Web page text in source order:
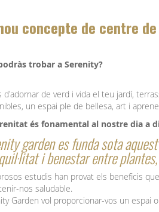
concepte de centre
trobar a Serenity?
d'adornar de verd i vida el teu jardí,
un espai ple de bellesa, art i
és fonamental al nostre dia a
garden es funda sota
i benestar entre
estudis han provat els beneficis
nos saludable.
Garden vol proporcionar-vos un